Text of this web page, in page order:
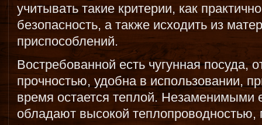
учитывать такие критерии, как
безопасность, а также исходить из
приспособлений.
Востребованной есть чугунная посуда,
прочностью, удобна в использовании,
время остается теплой. Незаменимыми
обладают высокой теплопроводностью,